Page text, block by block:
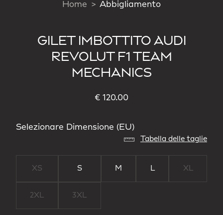
Home Abbigliamento
GILET IMBOTTITO AUDI
REVOLUT F1 TEAM
MECHANICS
€ 120.00
Selezionare Dimensione (EU)
Tabella delle taglie
XS S M L XL
2XL 3XL